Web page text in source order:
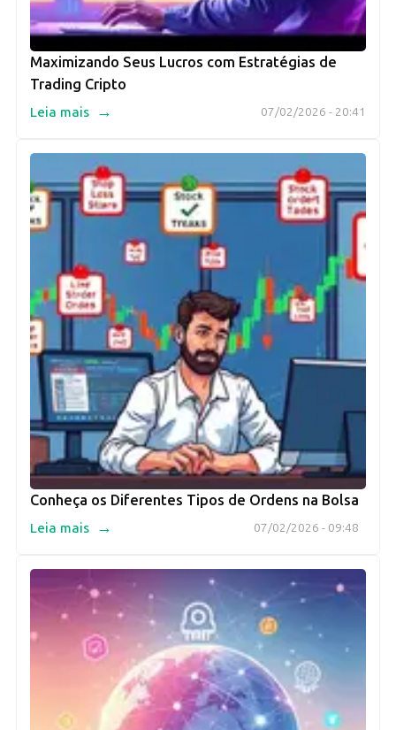
Maximizando Seus Lucros com Estratégias de
Trading Cripto
07/02/2026 - 20:41
Leia mais →
Conheça os Diferentes Tipos de Ordens na Bolsa
07/02/2026 - 09:48
Leia mais →